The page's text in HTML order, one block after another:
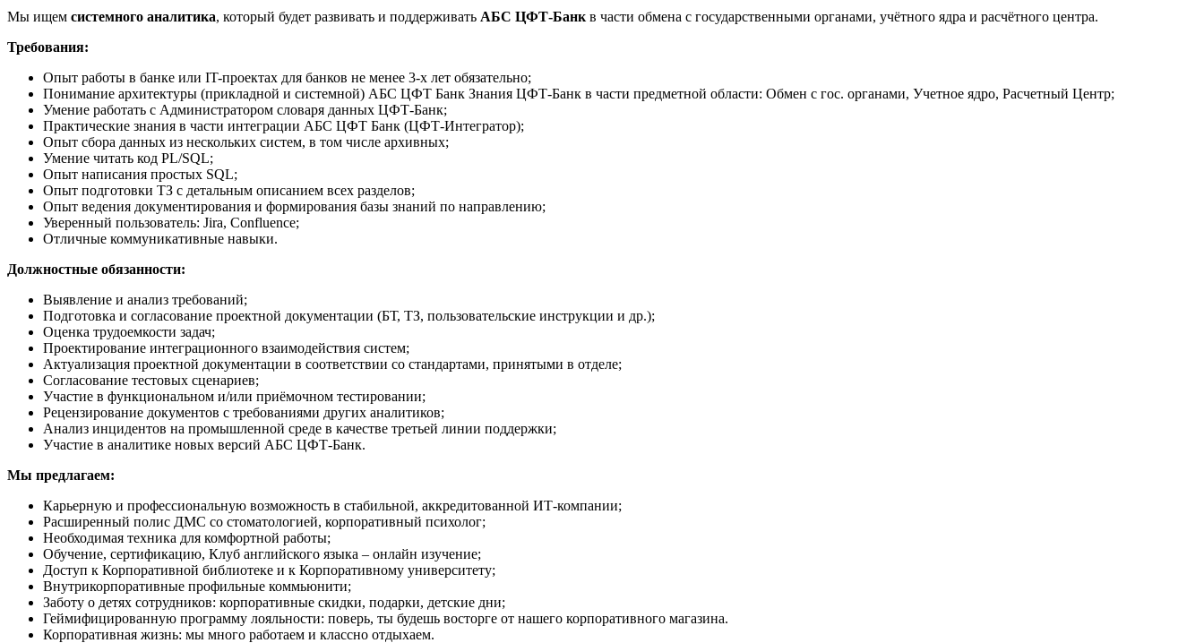
Мы ищем системного аналитика, который будет развивать и поддерживать АБС ЦФТ‑Банк в части обмена с государственными органами, учётного ядра и расчётного центра.
Требования:
​​​​​​​Опыт работы в банке или IT-проектах для банков не менее 3-х лет обязательно;
Понимание архитектуры (прикладной и системной) АБС ЦФТ Банк Знания ЦФТ-Банк в части предметной области: Обмен с гос. органами, Учетное ядро, Расчетный Центр;
Умение работать с Администратором словаря данных ЦФТ-Банк;
Практические знания в части интеграции АБС ЦФТ Банк (ЦФТ-Интегратор);
Опыт сбора данных из нескольких систем, в том числе архивных;
Умение читать код PL/SQL;
Опыт написания простых SQL;
Опыт подготовки ТЗ с детальным описанием всех разделов;
Опыт ведения документирования и формирования базы знаний по направлению;
Уверенный пользователь: Jira, Confluence;
Отличные коммуникативные навыки.
Должностные обязанности:
Выявление и анализ требований;
Подготовка и согласование проектной документации (БТ, ТЗ, пользовательские инструкции и др.);
Оценка трудоемкости задач;
Проектирование интеграционного взаимодействия систем;
Актуализация проектной документации в соответствии со стандартами, принятыми в отделе;
Согласование тестовых сценариев;
Участие в функциональном и/или приёмочном тестировании;
Рецензирование документов с требованиями других аналитиков;
Анализ инцидентов на промышленной среде в качестве третьей линии поддержки;
Участие в аналитике новых версий АБС ЦФТ-Банк.
Мы предлагаем:
Карьерную и профессиональную возможность в стабильной, аккредитованной ИТ-компании;
Расширенный полис ДМС со стоматологией, корпоративный психолог;
Необходимая техника для комфортной работы;
Обучение, сертификацию, Клуб английского языка – онлайн изучение;
Доступ к Корпоративной библиотеке и к Корпоративному университету;
Внутрикорпоративные профильные коммьюнити;
Заботу о детях сотрудников: корпоративные скидки, подарки, детские дни;
Геймифицированную программу лояльности: поверь, ты будешь восторге от нашего корпоративного магазина.
Корпоративная жизнь: мы много работаем и классно отдыхаем.